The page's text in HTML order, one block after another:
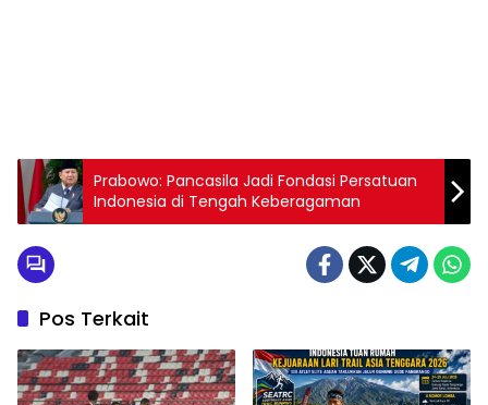
Prabowo: Pancasila Jadi Fondasi Persatuan
Indonesia di Tengah Keberagaman
Pos Terkait